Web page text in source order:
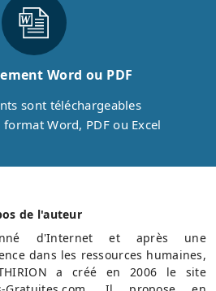
Word ou PDF
sont téléchargeables
Word, PDF ou Excel
de l'auteur
d'Internet et après une
dans les ressources humaines,
a créé en 2006 le site